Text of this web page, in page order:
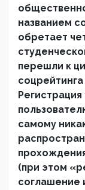
названием
обретает
перешли к
самому
(при этом
соглашение